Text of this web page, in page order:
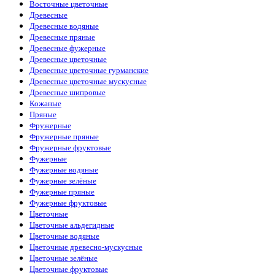
Карамель (3)
Кардамон
Кашемировое дерево
Кашмеран (2)
Каштан (4)
Кедр (61)
Кипарис (11)
Клюква (1)
Кожа (17)
Кокос (4)
Корень ириса
Корень фиалки
Кориандр (10)
Корица (11)
Кофе (4)
Красное яблоко (2)
Красные ягоды
Красный апельсин
Красный мандарин
Красный перец
Кремний (1)
Кумарин (2)
Кумин (1)
Кумкват (1)
Кунжут (1)
Восточные цветочные
Древесные
Древесные водяные
Древесные пряные
Древесные фужерные
Древесные цветочные
Древесные цветочные гурманские
Древесные цветочные мускусные
Древесные шипровые
Кожаные
Пряные
Фружерные
Фружерные пряные
Фружерные фруктовые
Фужерные
Фужерные водяные
Фужерные зелёные
Фужерные пряные
Фужерные фруктовые
Цветочные
Цветочные альдегидные
Цветочные водяные
Цветочные древесно-мускусные
Цветочные зелёные
Цветочные фруктовые